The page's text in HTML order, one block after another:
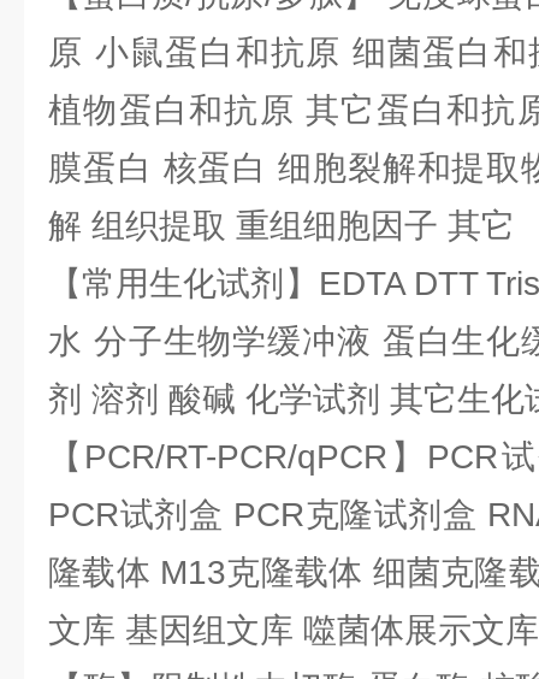
原 小鼠蛋白和抗原 细菌蛋白
植物蛋白和抗原 其它蛋白和抗
膜蛋白 核蛋白 细胞裂解和提取
解 组织提取 重组细胞因子 其它
【常用生化试剂】EDTA DTT
水 分子生物学缓冲液 蛋白生化
剂 溶剂 酸碱 化学试剂 其它生化
【PCR/RT-PCR/qPCR】PCR
PCR试剂盒 PCR克隆试剂盒
隆载体 M13克隆载体 细菌克隆
文库 基因组文库 噬菌体展示文库